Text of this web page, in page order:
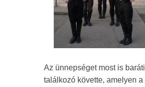
Az ünnepséget most is baráti
találkozó követte, amelyen a